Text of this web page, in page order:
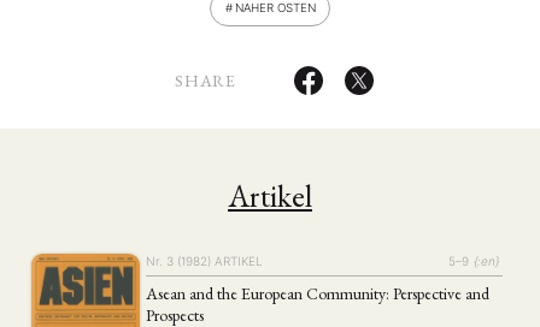
NAHER OSTEN
SHARE
Artikel
Nr. 3 (1982) ARTIKEL 5–9 {:en}
Asean and the European Community: Perspective and
Prospects